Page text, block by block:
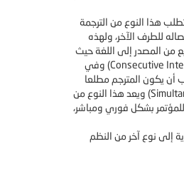
هذا النوع من الترجمة
للطرف الآخر، ولهذه
من المصدر إلى اللغة حيث
Consecutive) وفي
أن يكون المترجم مطلعا
) ويعد هذا النوع من
بشكل فوري ومباشر،
إلى نوع آخر من النظم